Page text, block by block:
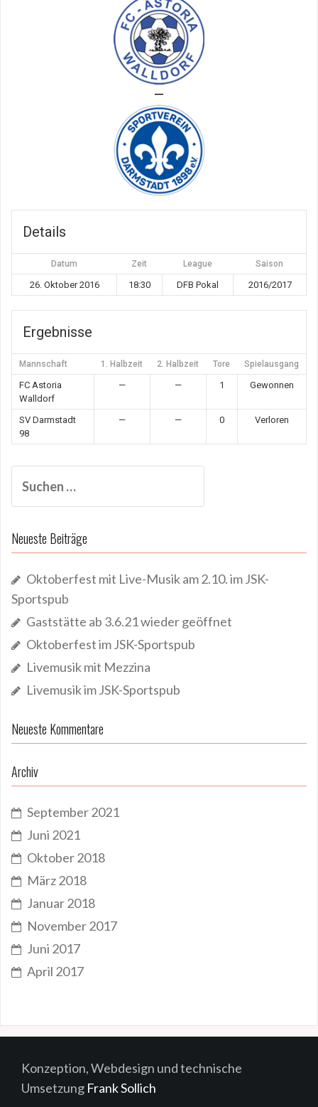
—
Details
Datum Zeit League Saison
26. Oktober 2016 18:30 DFB Pokal 2016/2017
Ergebnisse
Mannschaft 1. Halbzeit 2. Halbzeit Tore Spielausgang
FC Astoria
Walldorf
— — 1 Gewonnen
SV Darmstadt
98
— — 0 Verloren
nach:
Neueste Beiträge
Oktoberfest mit Live-Musik am 2.10. im JSK-
Sportspub
Gaststätte ab 3.6.21 wieder geöffnet
Oktoberfest im JSK-Sportspub
Livemusik mit Mezzina
Livemusik im JSK-Sportspub
Neueste Kommentare
Archiv
September 2021
Juni 2021
Oktober 2018
März 2018
Januar 2018
November 2017
Juni 2017
April 2017
Konzeption, Webdesign und technische
Umsetzung Frank Sollich